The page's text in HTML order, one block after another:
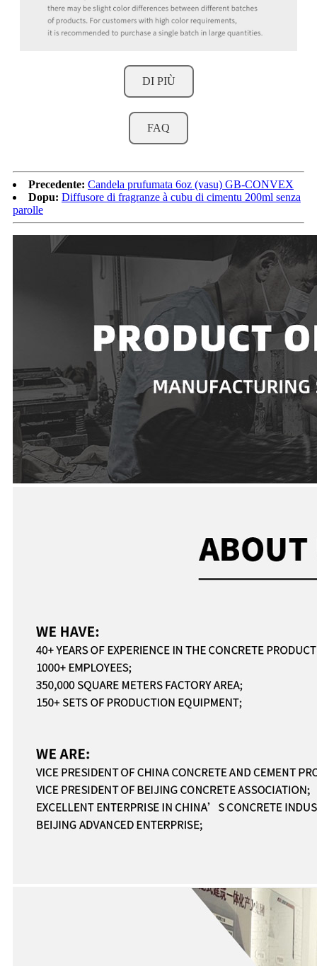
DI PIÙ
FAQ
Precedente: Candela prufumata 6oz (vasu) GB-CONVEX
Dopu: Diffusore di fragranze à cubu di cimentu 200ml senza
parolle